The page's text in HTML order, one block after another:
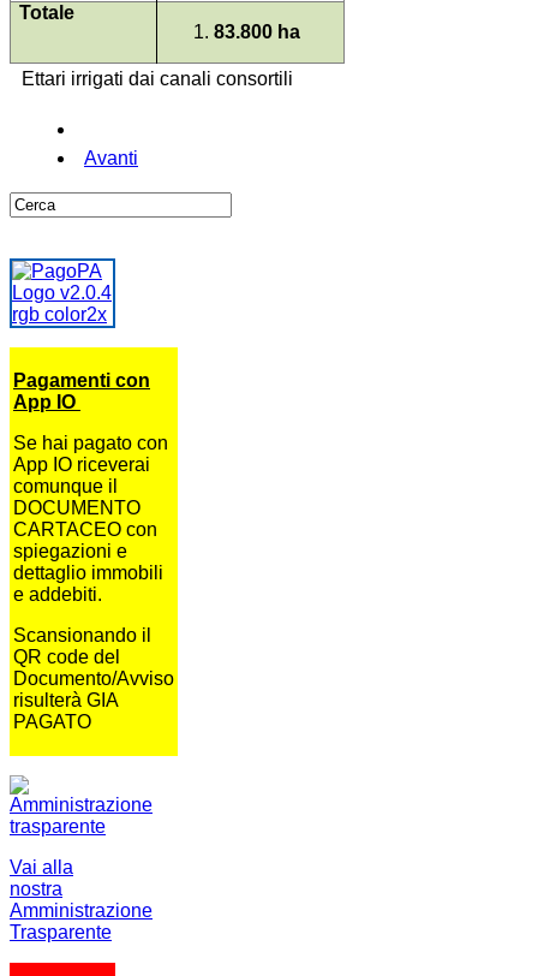
Totale
83.800 ha
Ettari irrigati dai canali consortili
Avanti
Pagamenti con
App IO
Se hai pagato con
App IO riceverai
comunque il
DOCUMENTO
CARTACEO con
spiegazioni e
dettaglio immobili
e addebiti.
Scansionando il
QR code del
Documento/Avviso
risulterà GIA
PAGATO
Vai alla
nostra
Amministrazione
Trasparente